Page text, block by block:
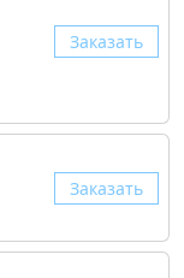
Заказать
Заказать